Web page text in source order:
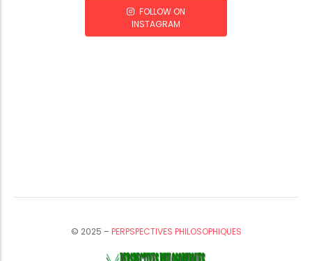
FOLLOW ON
INSTAGRAM
© 2025 –PERPSPECTIVES PHILOSOPHIQUES